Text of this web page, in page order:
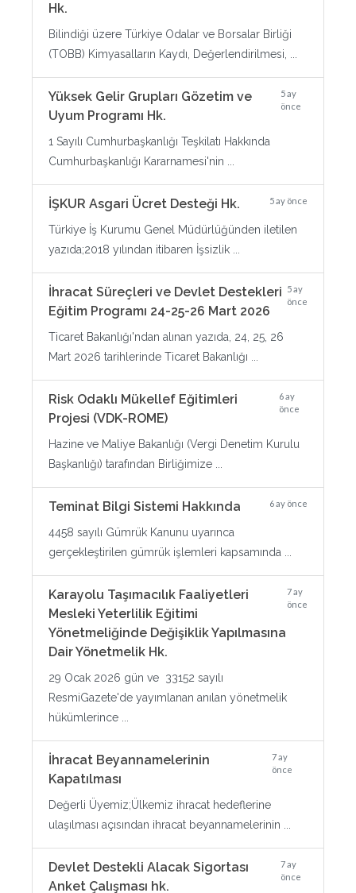
Hk.
Bilindiği üzere Türkiye Odalar ve Borsalar Birliği
(TOBB) Kimyasalların Kaydı, Değerlendirilmesi, ...
Yüksek Gelir Grupları Gözetim ve
Uyum Programı Hk.
5 ay
önce
1 Sayılı Cumhurbaşkanlığı Teşkilatı Hakkında
Cumhurbaşkanlığı Kararnamesi'nin ...
İŞKUR Asgari Ücret Desteği Hk. 5 ay önce
Türkiye İş Kurumu Genel Müdürlüğünden iletilen
yazıda;2018 yılından itibaren İşsizlik ...
İhracat Süreçleri ve Devlet Destekleri
Eğitim Programı 24-25-26 Mart 2026
5 ay
önce
Ticaret Bakanlığı'ndan alınan yazıda, 24, 25, 26
Mart 2026 tarihlerinde Ticaret Bakanlığı ...
Risk Odaklı Mükellef Eğitimleri
Projesi (VDK-ROME)
6 ay
önce
Hazine ve Maliye Bakanlığı (Vergi Denetim Kurulu
Başkanlığı) tarafından Birliğimize ...
Teminat Bilgi Sistemi Hakkında 6 ay önce
4458 sayılı Gümrük Kanunu uyarınca
gerçekleştirilen gümrük işlemleri kapsamında ...
Karayolu Taşımacılık Faaliyetleri
Mesleki Yeterlilik Eğitimi
Yönetmeliğinde Değişiklik Yapılmasına
Dair Yönetmelik Hk.
7 ay
önce
29 Ocak 2026 gün ve 33152 sayılı
ResmiGazete'de yayımlanan anılan yönetmelik
hükümlerince ...
İhracat Beyannamelerinin
Kapatılması
7 ay
önce
Değerli Üyemiz;Ülkemiz ihracat hedeflerine
ulaşılması açısından ihracat beyannamelerinin ...
Devlet Destekli Alacak Sigortası
Anket Çalışması hk.
7 ay
önce